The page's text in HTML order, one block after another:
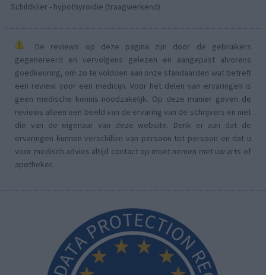
Schildklier - hypothyroidie (traagwerkend)
De reviews op deze pagina zijn door de gebruikers
gegenereerd en vervolgens gelezen en aangepast alvorens
goedkeuring, om zo te voldoen aan onze standaarden wat betreft
een review voor een medicijn. Voor het delen van ervaringen is
geen medische kennis noodzakelijk. Op deze manier geven de
reviews alleen een beeld van de ervaring van de schrijvers en niet
die van de eigenaar van deze website. Denk er aan dat de
ervaringen kunnen verschillen van persoon tot persoon en dat u
voor medisch advies altijd contact op moet nemen met uw arts of
apotheker.